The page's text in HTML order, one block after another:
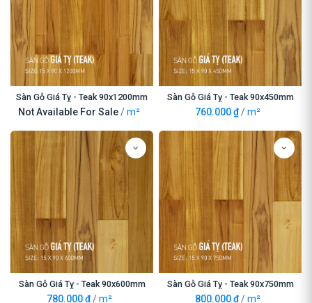
Sàn Gỗ Giá Tỵ - Teak 90x1200mm
Not Available For Sale/m²
Sàn Gỗ Giá Tỵ - Teak 90x450mm
760.000₫ /m²
Sàn Gỗ Giá Tỵ - Teak 90x600mm
780.000₫ /m²
Sàn Gỗ Giá Tỵ - Teak 90x750mm
800.000₫ /m²